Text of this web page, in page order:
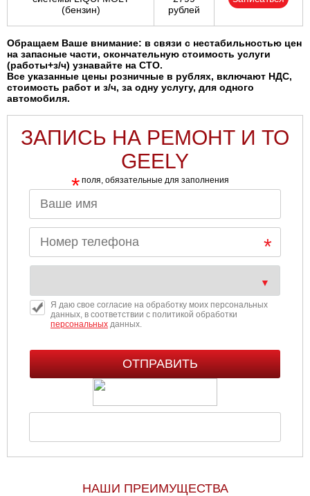
(бензин)
рублей
Обращаем Ваше внимание: в связи с нестабильностью цен
на запасные части, окончательную стоимость услуги
(работы+з/ч) узнавайте на СТО.
Все указанные цены розничные в рублях, включают НДС,
стоимость работ и з/ч, за одну услугу, для одного
автомобиля.
ЗАПИСЬ НА РЕМОНТ И ТО
GEELY
* поля, обязательные для заполнения
Я даю свое согласие на обработку моих персональных
данных, в соответствии с политикой обработки
персональныхданных.
НАШИ ПРЕИМУЩЕСТВА